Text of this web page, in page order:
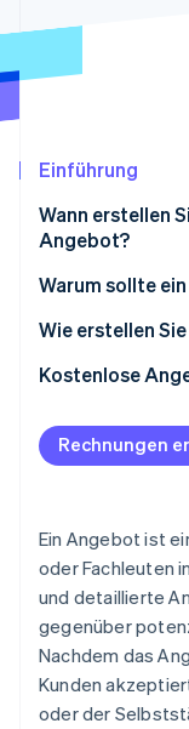
Einführung
Wann erstellen
Angebot?
Warum sollte
Wie erstellen
Pflichtangaben
Kostenlose
Rechnungen
Ein Angebot ist
oder Fachleuten
und detaillierte
gegenüber
Nachdem das
Kunden
oder der